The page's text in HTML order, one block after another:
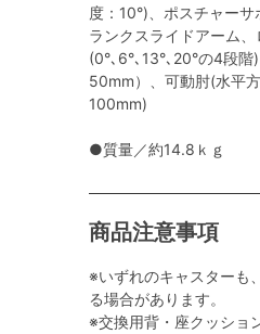
度：10°)、ポスチャー
ランクスライドアーム
(0°､6°､13°､20°の4段
50mm）、可動肘(水平
100mm)
●質量／約14.8ｋｇ
商品注意事項
※いずれのキャスターも
る場合があります。
※交換用背・座クッショ